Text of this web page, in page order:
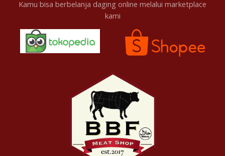
Kamu bisa berbelanja daging online melalui marketplace
kami